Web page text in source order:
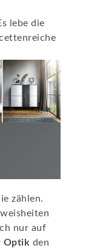
lebe die
zählen.
nur auf
Optik den